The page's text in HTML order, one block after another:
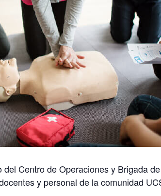
del Centro de Operaciones y Brigada
y personal de la comunidad